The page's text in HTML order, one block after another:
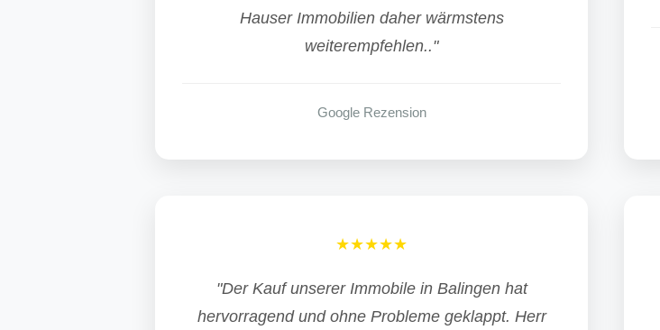
Hauser Immobilien daher wärmstens
weiterempfehlen.."
Google Rezension
★★★★★
"Der Kauf unserer Immobile in Balingen hat
hervorragend und ohne Probleme geklappt. Herr